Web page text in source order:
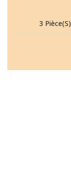
3 Pièce(s)